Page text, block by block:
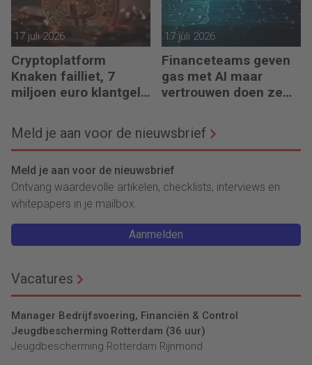
17 juli 2026
Cryptoplatform
Knaken failliet, 7
miljoen euro klantgeld
17 juli 2026
Financeteams geven
gas met AI maar
vertrouwen doen ze
Meld je aan voor de nieuwsbrief
Meld je aan voor de nieuwsbrief
Ontvang waardevolle artikelen, checklists, interviews en
whitepapers in je mailbox.
Aanmelden
Vacatures
Manager Bedrijfsvoering, Financiën & Control
Jeugdbescherming Rotterdam (36 uur)
Jeugdbescherming Rotterdam Rijnmond